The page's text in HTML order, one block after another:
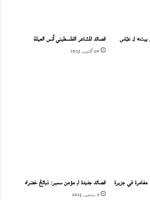
بيت» لِـ عبّاس قصائد للشاعر الفلسطيني أنس العيلة
20 أكتوبر، 2023
في جزيرة قصائد جديدة لـِ مؤمن سمير: ذبائحُ خضراء
1 سبتمبر، 2023